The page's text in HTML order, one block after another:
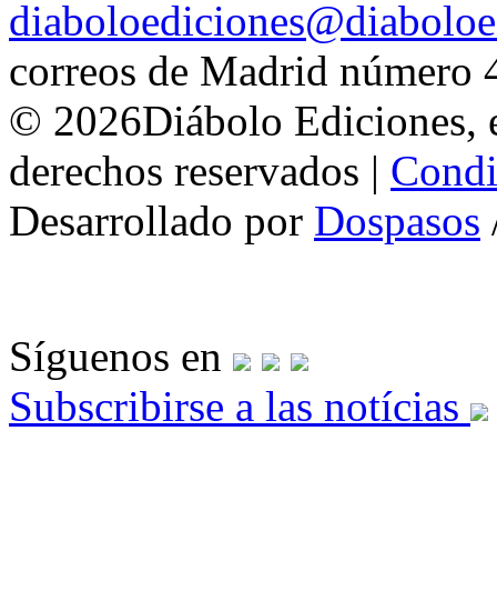
correos de Madrid número
© 2026Diábolo Ediciones,
derechos reservados |
Desarrollado por Dospasos
Síguenos en
Subscribirse a las notícias